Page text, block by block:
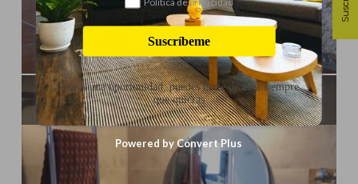
Influencer:Steffido
CÓMO COLOCAR REVESTIMIENTO VINÍLICO
Suscríbeme
Danos una oportunidad, puedes darte de baja siempre
que quieras
Powered by Convert Plus